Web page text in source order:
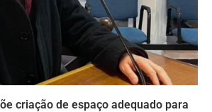
criação de espaço adequado para